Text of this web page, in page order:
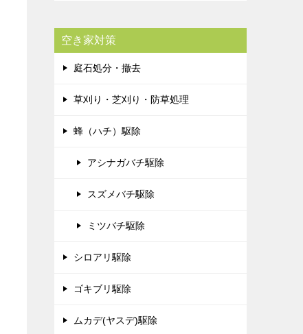
空き家対策
庭石処分・撤去
草刈り・芝刈り・防草処理
蜂（ハチ）駆除
アシナガバチ駆除
スズメバチ駆除
ミツバチ駆除
シロアリ駆除
ゴキブリ駆除
ムカデ(ヤスデ)駆除